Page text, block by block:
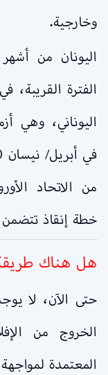
وخارجية.
اليونان من
الفترة القريبة،
اليوناني، وهي
من الاتحاد
خطة إنقاذ تتضمن
هل هناك
حتى الآن، لا
الخروج من
المعتمدة